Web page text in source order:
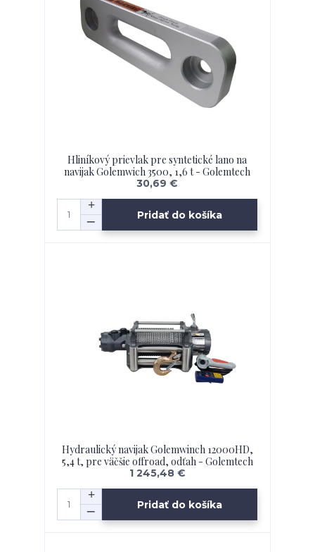
Hliníkový prievlak pre syntetické lano na
navijak Golemwich 3500, 1,6 t - Golemtech
30,69 €
Pridať do košíka
Hydraulický navijak Golemwinch 12000HD,
5,4 t, pre väčšie offroad, odťah - Golemtech
1 245,48 €
Pridať do košíka